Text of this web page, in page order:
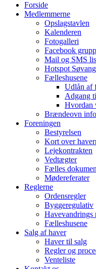
Forside
Medlemmerne
Opslagstavlen
Kalenderen
Fotogalleri
Facebook
Mail og SMS
Hotspot Søvang
Fælleshusene
Udlån af
Adgang
Hvordan
Brændeovn info
Foreningen
Bestyrelsen
Kort over
Lejekontrakten
Vedtægter
Fælles
Mødereferater
Reglerne
Ordensregler
Byggeregulativ
Havevandrings
Fælleshusene
Salg af haver
Haver til salg
Regler og
Venteliste